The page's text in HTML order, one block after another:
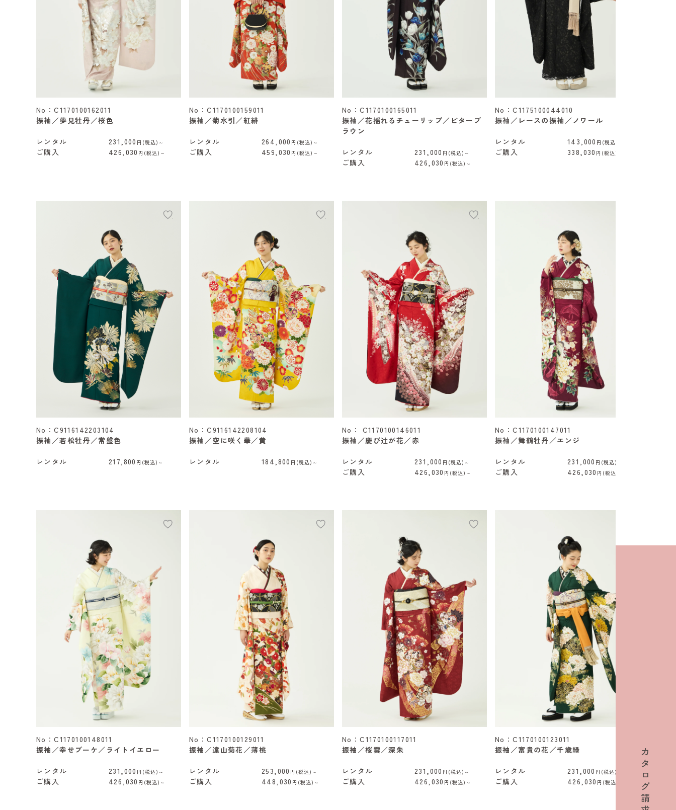
カ
タ
ロ
グ
請
No：C1170100162011
振袖／夢見牡丹／桜色
レンタル 231,000 円(税込)～
ご購入 426,030 円(税込)～
No：C1170100159011
振袖／菊水引／紅緋
レンタル 264,000 円(税込)～
ご購入 459,030 円(税込)～
No：C1170100165011
振袖／花揺れるチューリップ／ビターブ
ラウン
レンタル 231,000 円(税込)～
ご購入 426,030 円(税込)～
No：C1175100044010
振袖／レースの振袖／ノワール
レンタル 143,000 円(税込)～
ご購入 338,030 円(税込)～
No：C9116142203104
振袖／若松牡丹／常盤色
レンタル 217,800 円(税込)～
No：C9116142208104
振袖／空に咲く華／黄
レンタル 184,800 円(税込)～
No： C1170100146011
振袖／慶び辻が花／赤
レンタル 231,000 円(税込)～
ご購入 426,030 円(税込)～
No：C1170100147011
振袖／舞鶴牡丹／エンジ
レンタル 231,000 円(税込)～
ご購入 426,030 円(税込)～
No：C1170100148011
振袖／幸せブーケ／ライトイエロー
レンタル 231,000 円(税込)～
ご購入 426,030 円(税込)～
No：C1170100129011
振袖／遠山菊花／薄桃
レンタル 253,000 円(税込)～
ご購入 448,030 円(税込)～
No：C1170100117011
振袖／桜雲／深朱
レンタル 231,000 円(税込)～
ご購入 426,030 円(税込)～
No：C1170100123011
振袖／富貴の花／千歳緑
レンタル 231,000 円(税込)～
ご購入 426,030 円(税込)～